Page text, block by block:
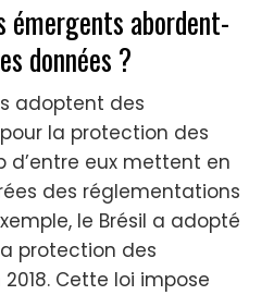
émergents abordent-
données ?
adoptent des
la protection des
d’entre eux mettent en
des réglementations
le Brésil a adopté
protection des
Cette loi impose